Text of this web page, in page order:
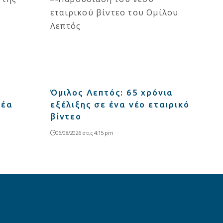
Όμιλος Λεπτός: 65 χρόνια
εξέλιξης σε ένα νέο εταιρικό
βίντεο
06/08/2026 στις 4:15 pm